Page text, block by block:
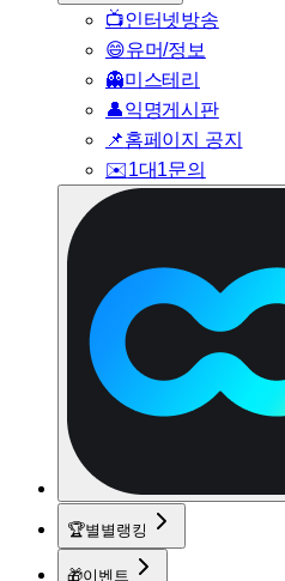
📺인터넷방송
😄유머/정보
👻미스테리
👤익명게시판
📌홈페이지 공지
✉️1대1문의
🏆별별랭킹
🎁이벤트